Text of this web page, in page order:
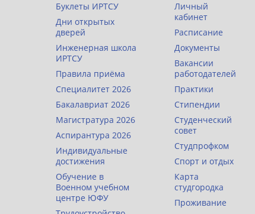
Буклеты ИРТСУ
Дни открытых
дверей
Инженерная школа
ИРТСУ
Правила приёма
Специалитет 2026
Бакалавриат 2026
Магистратура 2026
Аспирантура 2026
Индивидуальные
достижения
Обучение в
Военном учебном
центре ЮФУ
Личный
кабинет
Расписание
Документы
Вакансии
работодателей
Практики
Стипендии
Студенческий
совет
Студпрофком
Спорт и отдых
Карта
студгородка
Проживание